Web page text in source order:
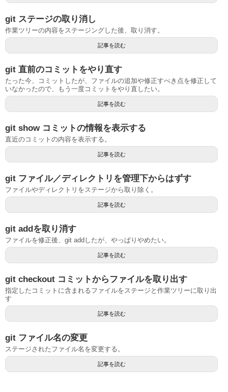
git ステージの取り消し
作業ツリーの内容をステージングした後、取り消す。
記事を読む
git 直前のコミットをやり直す
たった今、コミットしたが、ファイルの追加や修正すべき点を修正して
いなかったので、もう一度コミットをやり直したい。
記事を読む
git show コミットの情報を表示する
直近のコミットの内容を表示する。
記事を読む
git ファイル／ディレクトリを管理下からはずす
ファイルやディレクトリをステージから取り除く。
記事を読む
git addを取り消す
ファイルを修正後、git addしたが、やっぱりやめたい。
記事を読む
git checkout コミットからファイルを取り出す
指定したコミットに含まれるファイルをステージと作業ツリーに取り出
す
記事を読む
git ファイル名の変更
ステージされたファイル名を変更する。
記事を読む